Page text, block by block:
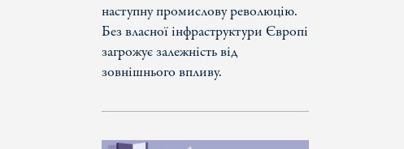
наступну промислову революцію.
Без власної інфраструктури Європі
загрожує залежність від
зовнішнього впливу.